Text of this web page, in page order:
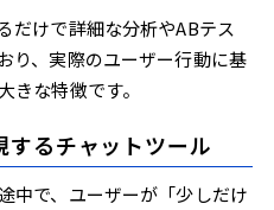
だけで詳細な分析やABテス
り、実際のユーザー行動に基
きな特徴です。
するチャットツール
中で、ユーザーが「少しだけ